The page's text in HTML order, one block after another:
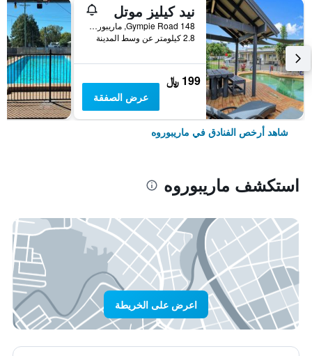
نيد كيليز موتل
148 Gympie Road, ماريبوروه, QLD, أستراليا
2.8 كيلومتر عن وسط المدينة
199 ﷼
عرض الصفقة
شاهد أرخص الفنادق في ماريبوروه
استكشف ماريبوروه
اعرض على الخريطة